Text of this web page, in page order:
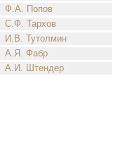
Ф.А. Попов
С.Ф. Тархов
И.В. Тутолмин
А.Я. Фабр
А.И. Штендер